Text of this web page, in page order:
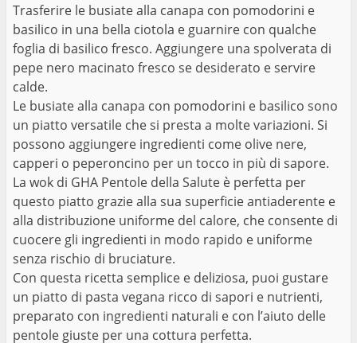
Trasferire le busiate alla canapa con pomodorini e
basilico in una bella ciotola e guarnire con qualche
foglia di basilico fresco. Aggiungere una spolverata di
pepe nero macinato fresco se desiderato e servire
calde.
Le busiate alla canapa con pomodorini e basilico sono
un piatto versatile che si presta a molte variazioni. Si
possono aggiungere ingredienti come olive nere,
capperi o peperoncino per un tocco in più di sapore.
La wok di GHA Pentole della Salute è perfetta per
questo piatto grazie alla sua superficie antiaderente e
alla distribuzione uniforme del calore, che consente di
cuocere gli ingredienti in modo rapido e uniforme
senza rischio di bruciature.
Con questa ricetta semplice e deliziosa, puoi gustare
un piatto di pasta vegana ricco di sapori e nutrienti,
preparato con ingredienti naturali e con l’aiuto delle
pentole giuste per una cottura perfetta.